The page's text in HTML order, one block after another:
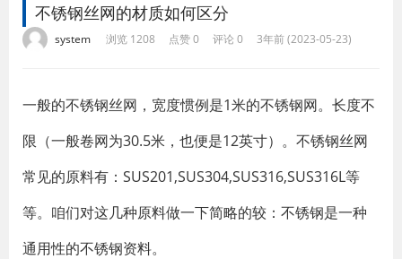
不锈钢丝网的材质如何区分
system 浏览 1208 点赞 0 评论 0 3年前 (2023-05-23)
一般的不锈钢丝网，宽度惯例是1米的不锈钢网。长度不
限（一般卷网为30.5米，也便是12英寸）。不锈钢丝网
常见的原料有：SUS201,SUS304,SUS316,SUS316L等
等。咱们对这几种原料做一下简略的较：不锈钢是一种
通用性的不锈钢资料。